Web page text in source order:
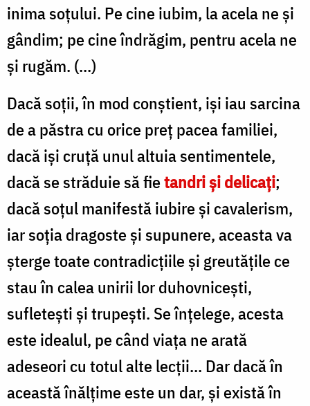
inima soţului. Pe cine iubim, la acela ne şi
gândim; pe cine îndrăgim, pentru acela ne
şi rugăm. (...)
Dacă soții, în mod conștient, iși iau sarcina
de a păstra cu orice preț pacea familiei,
dacă iși cruță unul altuia sentimentele,
dacă se străduie să fietandri și delicați;
dacă soțul manifestă iubire și cavalerism,
iar soția dragoste și supunere, aceasta va
șterge toate contradicțiile și greutățile ce
stau în calea unirii lor duhovnicești,
sufletești și trupești. Se înțelege, acesta
este idealul, pe când viața ne arată
adeseori cu totul alte lecții... Dar dacă în
această înălțime este un dar, și există în